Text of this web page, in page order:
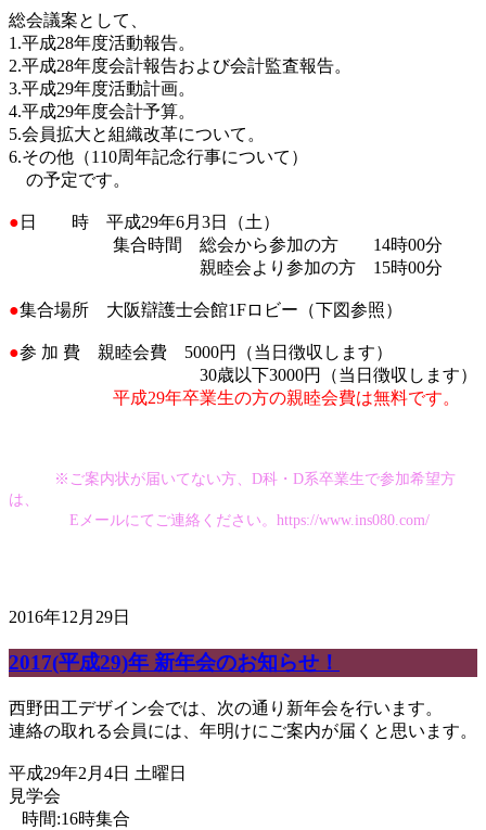
総会議案として、
1.平成28年度活動報告。
2.平成28年度会計報告および会計監査報告。
3.平成29年度活動計画。
4.平成29年度会計予算。
5.会員拡大と組織改革について。
6.その他（110周年記念行事について）
の予定です。
● 日 時 平成29年6月3日（土）
集合時間 総会から参加の方 14時00分
親睦会より参加の方 15時00分
●集合場所 大阪辯護士会館1Fロビー（下図参照）
●参 加 費 親睦会費 5000円（当日徴収します）
30歳以下3000円（当日徴収します）
平成29年卒業生の方の親睦会費は無料です。
※ご案内状が届いてない方、D科・D系卒業生で参加希望方
は、
Eメールにてご連絡ください。https://www.ins080.com/
2016年12月29日
2017(平成29)年 新年会のお知らせ！
西野田工デザイン会では、次の通り新年会を行います。
連絡の取れる会員には、年明けにご案内が届くと思います。
平成29年2月4日 土曜日
見学会
時間:16時集合